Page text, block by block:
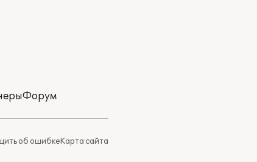
Форум
об ошибкеКарта сайта